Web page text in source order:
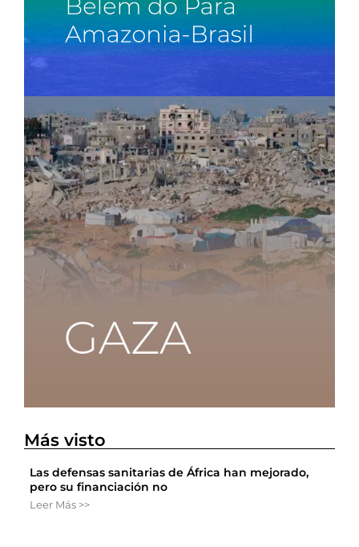
Más visto
Las defensas sanitarias de África han mejorado,
pero su financiación no
Leer Más >>